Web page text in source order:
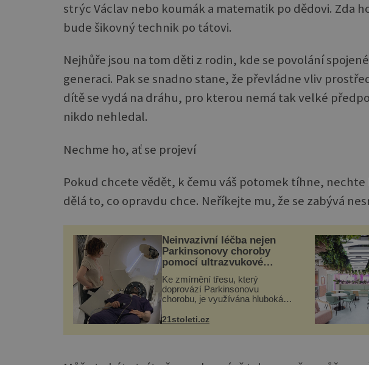
strýc Václav nebo koumák a matematik po dědovi. Zda
bude šikovný technik po tátovi.
Nejhůře jsou na tom děti z rodin, kde se povolání
generaci. Pak se snadno stane, že převládne vliv
dítě se vydá na dráhu, pro kterou nemá tak velké
nikdo nehledal.
Nechme ho, ať se projeví
Pokud chcete vědět, k čemu váš potomek tíhne, nechte
dělá to, co opravdu chce. Neříkejte mu, že se zabývá
Neinvazivní léčba nejen
Parkinsonovy choroby
pomocí ultrazvukové
„helmy“
Ke zmírnění třesu, který
doprovází Parkinsonovu
chorobu, je využívána hluboká
vyžaduje vysoce invazivní
vhodný k dostatečně přesnému
21stoleti.cz